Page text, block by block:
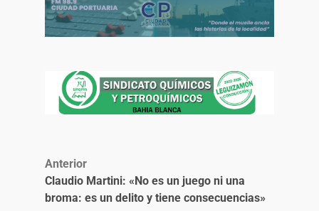
Anterior
Claudio Martini: «No es un juego ni una
broma: es un delito y tiene consecuencias»